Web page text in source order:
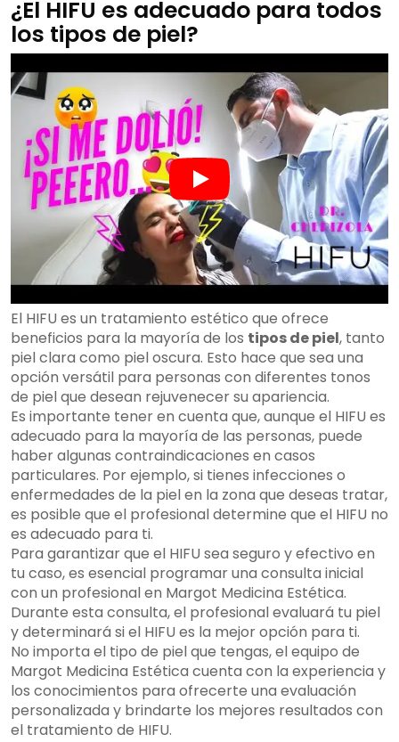
¿El HIFU es adecuado para todos
los tipos de piel?
El HIFU es un tratamiento estético que ofrece
beneficios para la mayoría de los tipos de piel, tanto
piel clara como piel oscura. Esto hace que sea una
opción versátil para personas con diferentes tonos
de piel que desean rejuvenecer su apariencia.
Es importante tener en cuenta que, aunque el HIFU es
adecuado para la mayoría de las personas, puede
haber algunas contraindicaciones en casos
particulares. Por ejemplo, si tienes infecciones o
enfermedades de la piel en la zona que deseas tratar,
es posible que el profesional determine que el HIFU no
es adecuado para ti.
Para garantizar que el HIFU sea seguro y efectivo en
tu caso, es esencial programar una consulta inicial
con un profesional en Margot Medicina Estética.
Durante esta consulta, el profesional evaluará tu piel
y determinará si el HIFU es la mejor opción para ti.
No importa el tipo de piel que tengas, el equipo de
Margot Medicina Estética cuenta con la experiencia y
los conocimientos para ofrecerte una evaluación
personalizada y brindarte los mejores resultados con
el tratamiento de HIFU.